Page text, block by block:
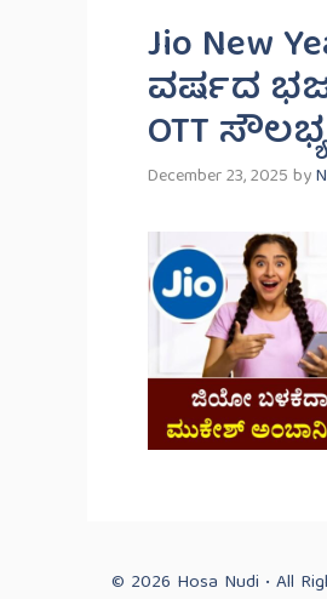
Jio New
ವರ್ಷದ
OTT ಸೌಲಭ್ಯ
December 23, 2025by
© 2026 Hosa Nudi • All